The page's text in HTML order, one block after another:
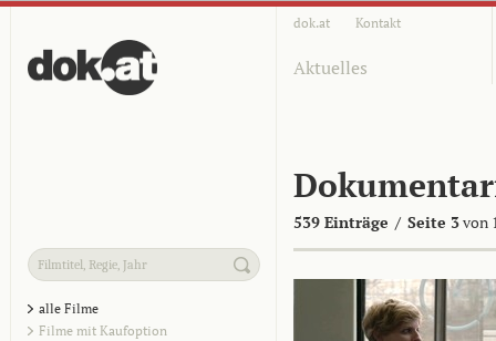
dok.at Kontakt
Aktuelles
539 Einträge / Seite 3von
alle Filme
Filme mit Kaufoption